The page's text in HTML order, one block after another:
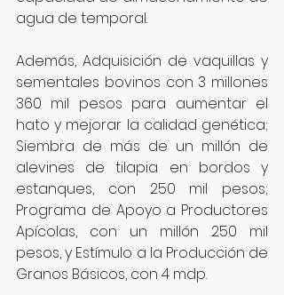
agua de temporal.
Además, Adquisición de vaquillas y
sementales bovinos con 3 millones
360 mil pesos para aumentar el
hato y mejorar la calidad genética;
Siembra de más de un millón de
alevines de tilapia en bordos y
estanques, con 250 mil pesos;
Programa de Apoyo a Productores
Apícolas, con un millón 250 mil
pesos, y Estímulo a la Producción de
Granos Básicos, con 4 mdp.